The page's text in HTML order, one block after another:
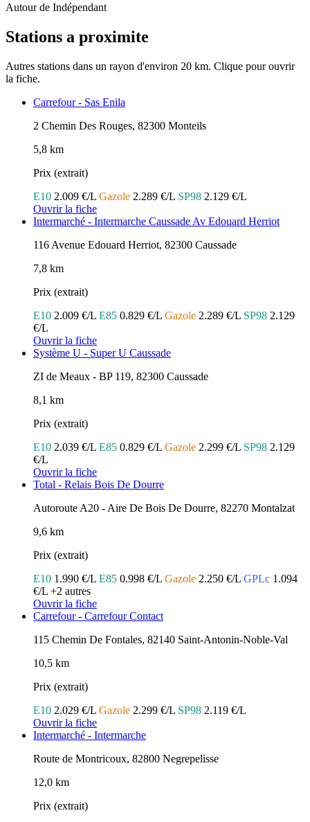
Autour de Indépendant
Stations a proximite
Autres stations dans un rayon d'environ 20 km. Clique pour ouvrir
la fiche.
Carrefour - Sas Enila
2 Chemin Des Rouges, 82300 Monteils
5,8 km
Prix (extrait)
E10 2.009 €/L Gazole 2.289 €/L SP98 2.129 €/L
Ouvrir la fiche
Intermarché - Intermarche Caussade Av Edouard Herriot
116 Avenue Edouard Herriot, 82300 Caussade
7,8 km
Prix (extrait)
E10 2.009 €/L E85 0.829 €/L Gazole 2.289 €/L SP98 2.129
€/L
Ouvrir la fiche
Système U - Super U Caussade
ZI de Meaux - BP 119, 82300 Caussade
8,1 km
Prix (extrait)
E10 2.039 €/L E85 0.829 €/L Gazole 2.299 €/L SP98 2.129
€/L
Ouvrir la fiche
Total - Relais Bois De Dourre
Autoroute A20 - Aire De Bois De Dourre, 82270 Montalzat
9,6 km
Prix (extrait)
E10 1.990 €/L E85 0.998 €/L Gazole 2.250 €/L GPLc 1.094
€/L +2 autres
Ouvrir la fiche
Carrefour - Carrefour Contact
115 Chemin De Fontales, 82140 Saint-Antonin-Noble-Val
10,5 km
Prix (extrait)
E10 2.029 €/L Gazole 2.299 €/L SP98 2.119 €/L
Ouvrir la fiche
Intermarché - Intermarche
Route de Montricoux, 82800 Negrepelisse
12,0 km
Prix (extrait)